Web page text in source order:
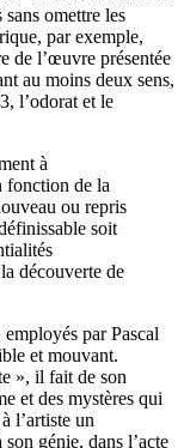
omettre les
par exemple,
de l’œuvre présentée
au moins deux sens,
, l’odorat et le
à
fonction de la
ou repris
soit
découverte de
par Pascal
et mouvant.
», il fait de son
et des mystères qui
l’artiste un
génie, dans l’acte